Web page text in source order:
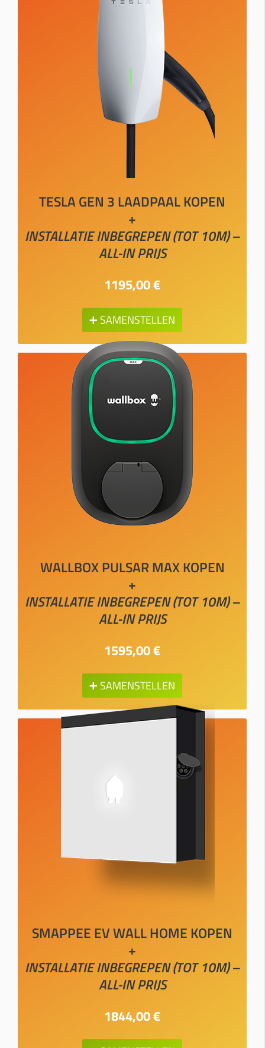
TESLA GEN 3 LAADPAAL KOPEN
+
INSTALLATIE INBEGREPEN (TOT 10M) –
ALL-IN PRIJS
1195,00 €
➕ SAMENSTELLEN
WALLBOX PULSAR MAX KOPEN
+
INSTALLATIE INBEGREPEN (TOT 10M) –
ALL-IN PRIJS
1595,00 €
➕ SAMENSTELLEN
SMAPPEE EV WALL HOME KOPEN
+
INSTALLATIE INBEGREPEN (TOT 10M) –
ALL-IN PRIJS
1844,00 €